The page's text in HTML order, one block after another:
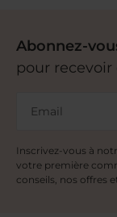
Abonnez-
pour recevoir
Email
Inscrivez-vous à
votre première
conseils, nos offres